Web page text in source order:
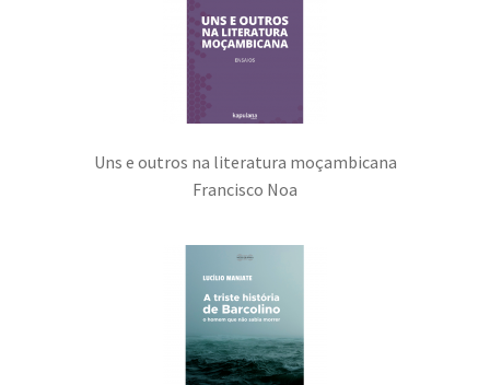
Uns e outros na literatura moçambicana
Francisco Noa